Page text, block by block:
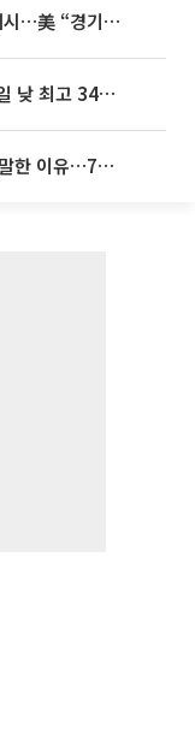
이란, 미국에 호르무즈 합의 조건 제시…美 “경기 아직 안 끝나” [종합]
[내일 날씨] 전국 무더위 계속…10일 낮 최고 34도 육박
추미애가 페이스북서 네 번 재정을 말한 이유…7700억 추경 열쇠는 도의회에